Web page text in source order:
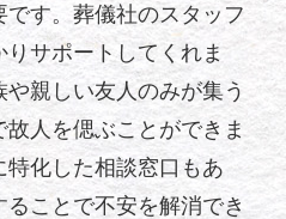
す。葬儀社のスタッフ
サポートしてくれま
親しい友人のみが集う
人を偲ぶことができま
化した相談窓口もあ
ことで不安を解消でき